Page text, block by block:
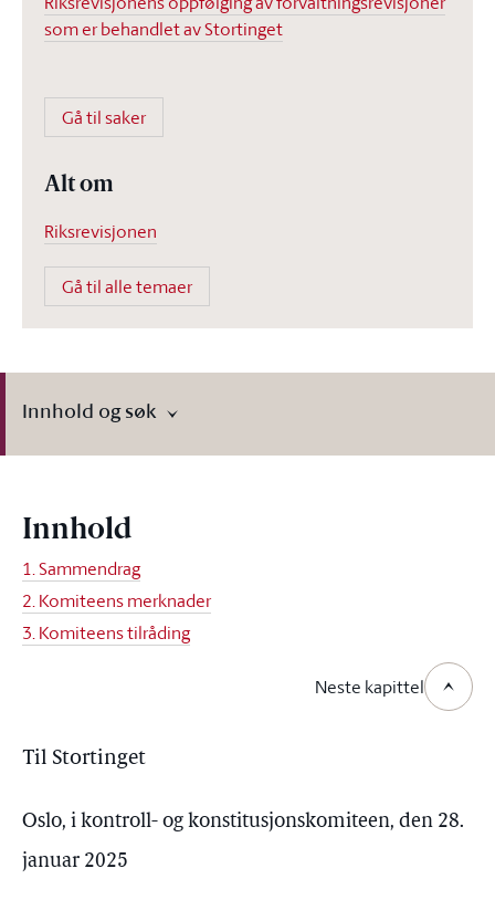
som er behandlet av Stortinget
Gå til saker
Alt om
Riksrevisjonen
Gå til alle temaer
Innhold og søk
Innhold
1. Sammendrag
2. Komiteens merknader
3. Komiteens tilråding
Neste kapittel
Til Stortinget
Oslo, i kontroll- og konstitusjonskomiteen, den 28.
januar 2025